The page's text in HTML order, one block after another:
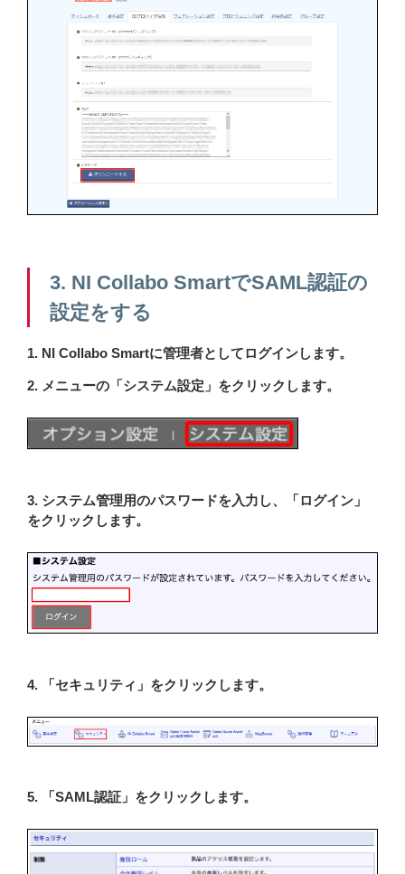
3. NI Collabo SmartでSAML認証の
設定をする
1. NI Collabo Smartに管理者としてログインします。
2. メニューの「システム設定」をクリックします。
3. システム管理用のパスワードを入力し、「ログイン」
をクリックします。
4. 「セキュリティ」をクリックします。
5. 「SAML認証」をクリックします。